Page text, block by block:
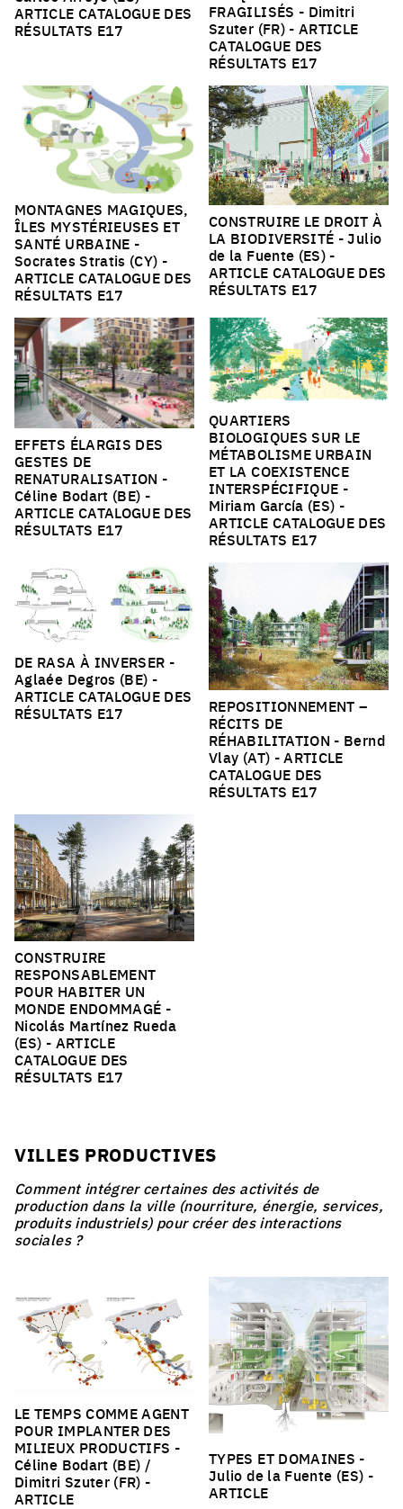
ARTICLE CATALOGUE DES
RÉSULTATS E17
FRAGILISÉS - Dimitri
Szuter (FR) -ARTICLE
CATALOGUE DES
RÉSULTATS E17
MONTAGNES MAGIQUES,
ÎLES MYSTÉRIEUSES ET
SANTÉ URBAINE -
Socrates Stratis (CY) -
ARTICLE CATALOGUE DES
RÉSULTATS E17
CONSTRUIRE LE DROIT À
LA BIODIVERSITÉ - Julio
de la Fuente (ES) -
ARTICLE CATALOGUE DES
RÉSULTATS E17
EFFETS ÉLARGIS DES
GESTES DE
RENATURALISATION -
Céline Bodart (BE) -
ARTICLE CATALOGUE DES
RÉSULTATS E17
QUARTIERS
BIOLOGIQUES SUR LE
MÉTABOLISME URBAIN
ET LA COEXISTENCE
INTERSPÉCIFIQUE -
Miriam García (ES) -
ARTICLE CATALOGUE DES
RÉSULTATS E17
DE RASA À INVERSER -
Aglaée Degros (BE) -
ARTICLE CATALOGUE DES
RÉSULTATS E17
REPOSITIONNEMENT – ​​
RÉCITS DE
RÉHABILITATION - Bernd
Vlay (AT) -ARTICLE
CATALOGUE DES
RÉSULTATS E17
CONSTRUIRE
RESPONSABLEMENT
POUR HABITER UN
MONDE ENDOMMAGÉ -
Nicolás Martínez Rueda
(ES) - ARTICLE
CATALOGUE DES
RÉSULTATS E17
VILLES PRODUCTIVES
Comment intégrer certaines des activités de
production dans la ville (nourriture, énergie, services,
produits industriels) pour créer des interactions
sociales ?
LE TEMPS COMME AGENT
POUR IMPLANTER DES
MILIEUX PRODUCTIFS -
Céline Bodart (BE) /
Dimitri Szuter (FR) -
ARTICLE
TYPES ET DOMAINES -
Julio de la Fuente (ES) -
ARTICLE